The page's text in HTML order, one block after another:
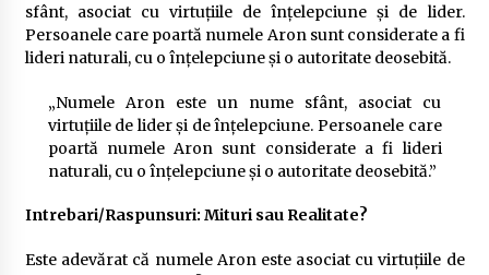
sfânt, asociat cu virtuțiile de înțelepciune și de lider.
Persoanele care poartă numele Aron sunt considerate a fi
lideri naturali, cu o înțelepciune și o autoritate deosebită.
„Numele Aron este un nume sfânt, asociat cu
virtuțiile de lider și de înțelepciune. Persoanele care
poartă numele Aron sunt considerate a fi lideri
naturali, cu o înțelepciune și o autoritate deosebită.”
Intrebari/Raspunsuri: Mituri sau Realitate?
Este adevărat că numele Aron este asociat cu virtuțiile de